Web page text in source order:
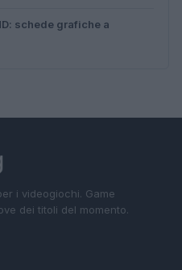
schede grafiche a
i videogiochi. Game
dei titoli del momento.